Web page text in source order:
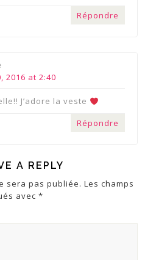
Répondre
2016 at 2:40
J’adore la veste
Répondre
A REPLY
sera pas publiée. Les champs
avec *